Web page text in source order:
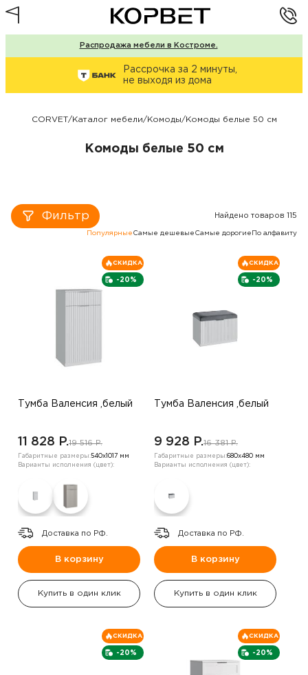
Распродажа мебели в Костроме.
Рассрочка за 2 минуты,
не выходя из дома
CORVET/Каталог мебели/Комоды/Комоды белые 50 см
Комоды белые 50 см
Фильтр Найдено товаров 115
Популярные Самые дешевые Самые дорогие По алфавиту
-20%
СКИДКА
Тумба Валенсия ,белый
11 828 P.19 516 P.
Габаритные размеры:540х1017 мм
Варианты исполнения (цвет):
Доставка по РФ.
В корзину
Купить в один клик
-20%
СКИДКА
Тумба Валенсия ,белый
9 928 P.16 381 P.
Габаритные размеры:680х480 мм
Варианты исполнения (цвет):
Доставка по РФ.
В корзину
Купить в один клик
-20%
СКИДКА
-20%
СКИДКА